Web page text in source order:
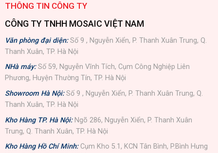
THÔNG TIN CÔNG TY
CÔNG TY TNHH MOSAIC VIỆT NAM
Văn phòng đại diện:Số 9 , Nguyễn Xiển, P. Thanh Xuân Trung, Q.
Thanh Xuân, TP. Hà Nội
NHà máy: Số 59, Nguyễn Vĩnh Tích, Cụm Công Nghiệp Liên
Phương, Huyện Thường Tín, TP. Hà Nội
Showroom Hà Nội: Số 9 , Nguyễn Xiển, P. Thanh Xuân Trung, Q.
Thanh Xuân, TP. Hà Nội
Kho Hàng TP. Hà Nội: Ngõ 286, Nguyễn Xiển, P. Thanh Xuân
Trung, Q. Thanh Xuân, TP. Hà Nội
Kho Hàng Hồ Chí Minh: Cụm Kho 5.1, KCN Tân Bình, P.Bình Hưng